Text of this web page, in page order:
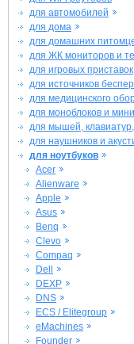
для автомобилей
для дома
для домашних
для ЖК мониторов и
для игровых приставок
для источников
для медицинского
для моноблоков и
для мышей, клавиатур,
для наушников и
для ноутбуков
Acer
Alienware
Apple
Asus
Benq
Clevo
Compaq
Dell
DEXP
DNS
ECS / Elitegroup
eMachines
Founder